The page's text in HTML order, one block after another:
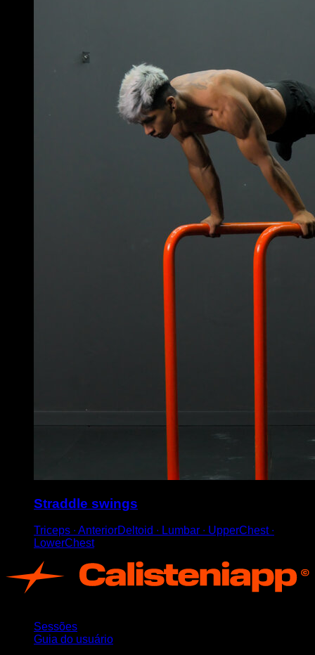
Straddle swings
Triceps ∙ AnteriorDeltoid ∙ Lumbar ∙ UpperChest ∙
LowerChest
Sessões
Guia do usuário